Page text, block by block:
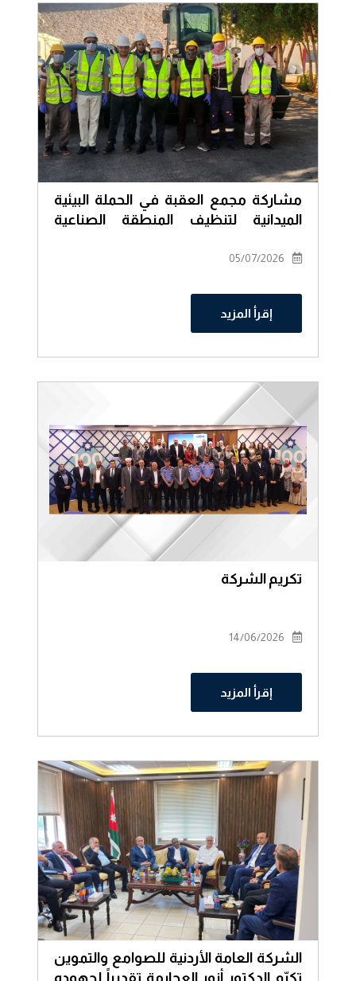
مشاركة مجمع العقبة في الحملة البيئية
الميدانية لتنظيف المنطقة الصناعية
05/07/2026
إقرأ المزيد
تكريم الشركة
14/06/2026
إقرأ المزيد
الشركة العامة الأردنية للصوامع والتموين